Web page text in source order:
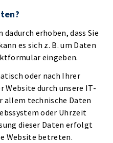
erhoben, dass Sie
es sich z. B. um Daten
eingeben.
oder nach Ihrer
Website durch unsere IT-
allem technische Daten
oder Uhrzeit
dieser Daten erfolgt
Website betreten.